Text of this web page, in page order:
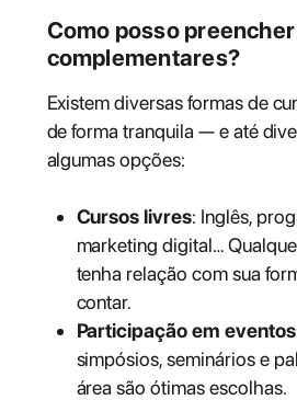
Como posso
complementares?
Existem diversas formas de
de forma tranquila — e até
algumas opções:
Cursos livres: Inglês,
marketing digital…
tenha relação com sua
contar.
Participação em eventos
simpósios, seminários e
área são ótimas escolhas.